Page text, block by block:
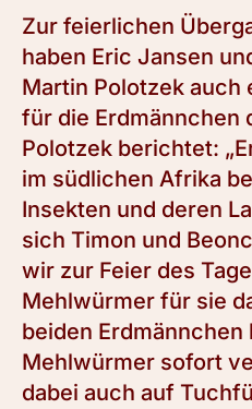
Zur feierlichen
haben Eric Jansen
Martin Polotzek auch
für die Erdmännchen
Polotzek berichtet:
im südlichen Afrika
Insekten und deren
sich Timon und
wir zur Feier des
Mehlwürmer für sie
beiden Erdmännchen
Mehlwürmer sofort
dabei auch auf